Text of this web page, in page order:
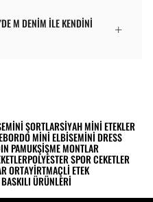
M DENIM ILE KENDINI
MINI ŞORTLARSIYAH MINI ETEKLER
BORDO MINI ELBISEMINI DRESS
PAMUKŞIŞME MONTLAR
POLYESTER SPOR CEKETLER
ORTAYIRTMAÇLI ETEK
ÜRÜNLERI